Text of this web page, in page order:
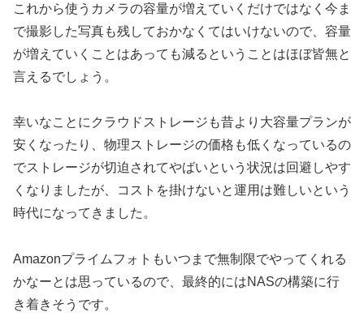
これから使うカメラの容量が増えていくだけではなく今ま
で撮影した写真も残しておかなくてはいけないので、容量
が増えていくことはあっても減るということはほぼ皆無と
言えるでしょう。
幸いなことにクラウドストレージも昔より大容量プランが
安くなったり、物理ストレージの価格も低くなっているの
でストレージが切迫されてやばいという状況は回避しやす
くなりましたが、コストを掛けないと運用は難しいという
時代になってきました。
Amazonプライムフォトもいつまで無制限でやってくれる
かなーとは思っているので、最終的にはNASの構築に行
き着きそうです。